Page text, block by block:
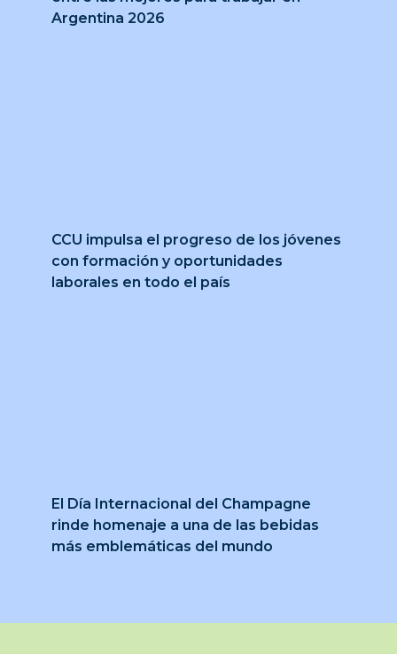
Argentina 2026
CCU impulsa el progreso de los jóvenes
con formación y oportunidades
laborales en todo el país
El Día Internacional del Champagne
rinde homenaje a una de las bebidas
más emblemáticas del mundo